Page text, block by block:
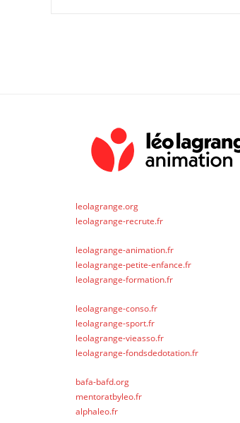
leolagrange.org
leolagrange-recrute.fr
leolagrange-animation.fr
leolagrange-petite-enfance.fr
leolagrange-formation.fr
leolagrange-conso.fr
leolagrange-sport.fr
leolagrange-vieasso.fr
leolagrange-fondsdedotation.fr
bafa-bafd.org
mentoratbyleo.fr
alphaleo.fr